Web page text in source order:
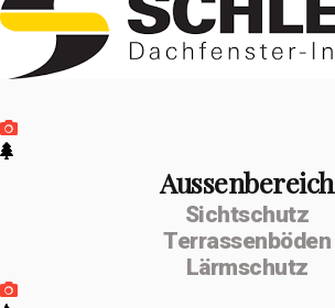
Aussenbereich
Sichtschutz
Terrassenböden
Lärmschutz